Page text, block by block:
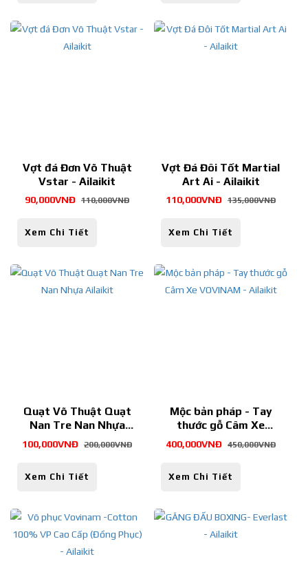
Vợt đá Đơn Võ Thuật
Vstar - Ailaikit
90,000VNĐ 110,000VNĐ
Xem Chi Tiết
Vợt Đá Đôi Tốt Martial
Art Ai - Ailaikit
110,000VNĐ 135,000VNĐ
Xem Chi Tiết
Quạt Võ Thuật Quạt
Nan Tre Nan Nhựa
Ailaikit
100,000VNĐ 200,000VNĐ
Xem Chi Tiết
Mộc bản pháp - Tay
thước gỗ Câm Xe
VOVINAM - Ailaikit
400,000VNĐ 450,000VNĐ
Xem Chi Tiết